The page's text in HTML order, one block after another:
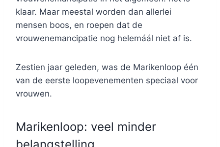
klaar. Maar meestal worden dan allerlei
mensen boos, en roepen dat de
vrouwenemancipatie nog helemáál niet af is.
Zestien jaar geleden, was de Marikenloop één
van de eerste loopevenementen speciaal voor
vrouwen.
Marikenloop: veel minder